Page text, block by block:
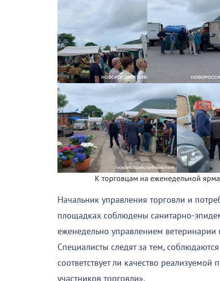
К торговцам на еженедельной
Начальник управления торговли и
площадках соблюдены санитарно-
еженедельно управлением
Специалисты следят за тем,
соответствует ли качество